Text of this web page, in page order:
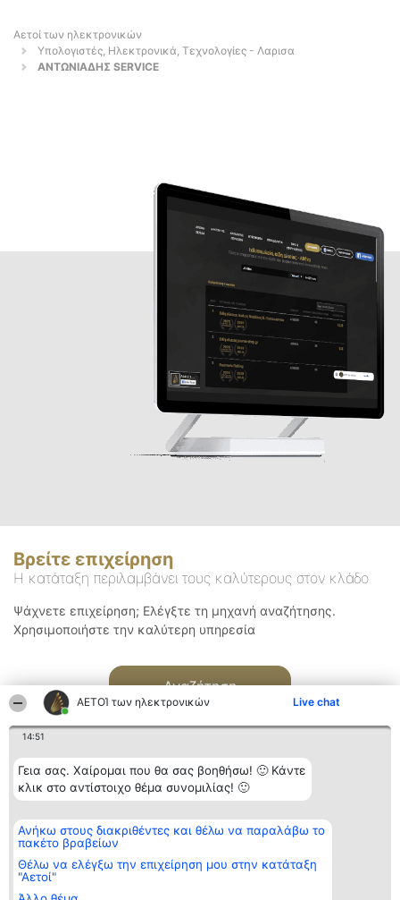
ΑΕΤΟΊ των ηλεκτρονικών Live chat
14:51
Γεια σας. Χαίρομαι που θα σας βοηθήσω! 🙂 Κάντε
κλικ στο αντίστοιχο θέμα συνομιλίας! 🙂
Ανήκω στους διακριθέντες και θέλω να παραλάβω το
πακέτο βραβείων
Θέλω να ελέγξω την επιχείρηση μου στην κατάταξη
"Αετοί"
Αετοί των ηλεκτρονικών
Υπολογιστές, Ηλεκτρονικά, Τεχνολογίες - Λαρισα
ΑΝΤΩΝΙΑΔΗΣ SERVICE
Βρείτε επιχείρηση
Η κατάταξη περιλαμβάνει τους καλύτερους στον κλάδο
Ψάχνετε επιχείρηση; Ελέγξτε τη μηχανή αναζήτησης.
Χρησιμοποιήστε την καλύτερη υπηρεσία
Αναζήτηση
Διοργανωτής της
κατάταξης
BEAUTIFUL COMPANY
ΤΗΛ. ΕΠΙΚΟΙΝΩΝΙΑΣ:
2104128019
email:
Κατάταξη
Διακριθέντες
των
διακριθέντων
Επικοινωνία
Επικοινωνία